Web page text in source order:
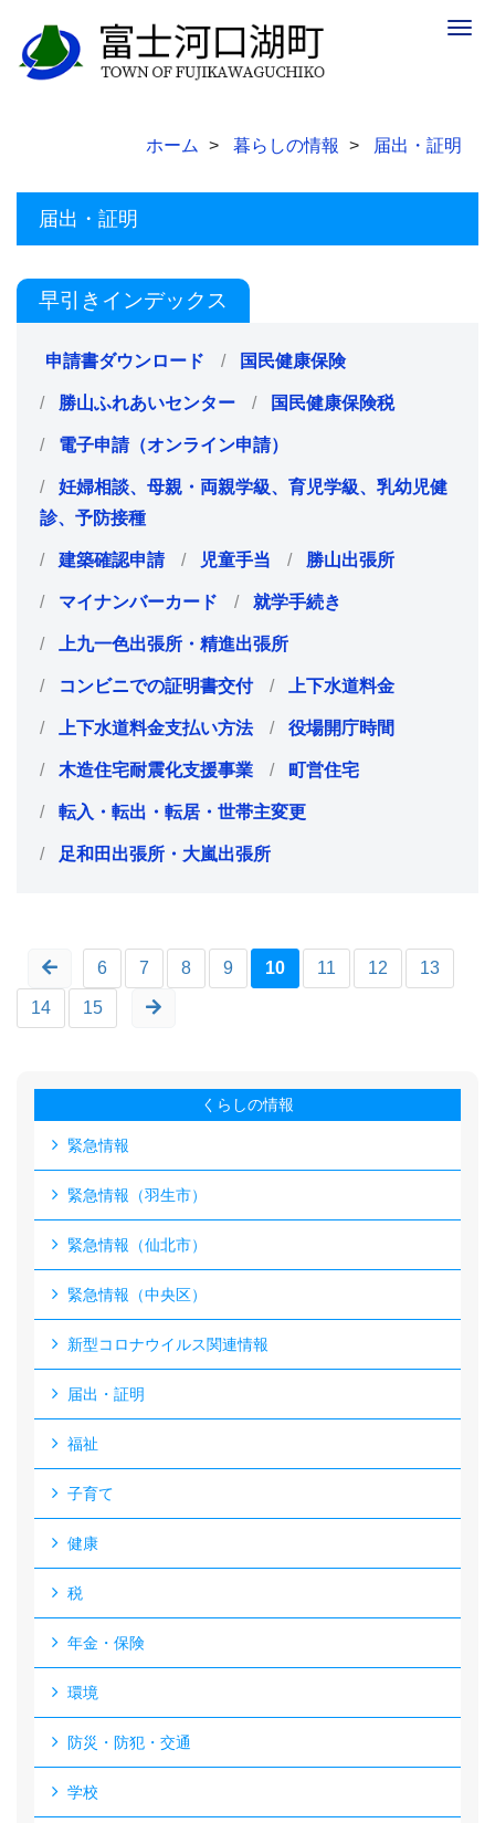
ホーム 暮らしの情報 届出・証明
届出・証明
早引きインデックス
申請書ダウンロード 国民健康保険
勝山ふれあいセンター 国民健康保険税
電子申請（オンライン申請）
妊婦相談、母親・両親学級、育児学級、乳幼児健
診、予防接種
建築確認申請 児童手当 勝山出張所
マイナンバーカード 就学手続き
上九一色出張所・精進出張所
コンビニでの証明書交付 上下水道料金
上下水道料金支払い方法 役場開庁時間
木造住宅耐震化支援事業 町営住宅
転入・転出・転居・世帯主変更
足和田出張所・大嵐出張所
6 7 8 9 10 11 12 13
14 15
くらしの情報
緊急情報
緊急情報（羽生市）
緊急情報（仙北市）
緊急情報（中央区）
新型コロナウイルス関連情報
届出・証明
福祉
子育て
健康
税
年金・保険
環境
防災・防犯・交通
学校